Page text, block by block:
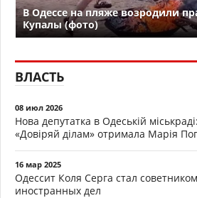
В Одессе на пляже возродили
Купалы (фото)
ВЛАСТЬ
08 июл 2026
Нова депутатка в Одеській
«Довіряй ділам» отримала Марія
16 мар 2025
Одессит Коля Серга стал
иностранных дел